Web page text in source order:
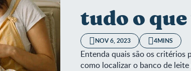
tudo o
NOV 6, 2023 4MINS
Entenda quais são os critérios
como localizar o banco de